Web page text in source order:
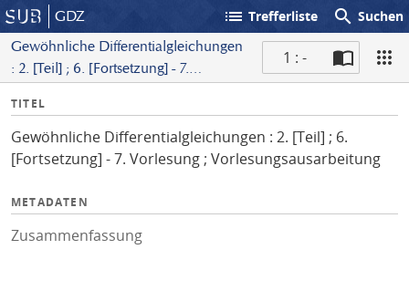
GDZ list Trefferliste search Suchen
Gewöhnliche Differentialgleichungen
: 2. [Teil] ; 6. [Fortsetzung] - 7.
1 : -
I
f
o
TITEL
Gewöhnliche Differentialgleichungen : 2. [Teil] ; 6.
[Fortsetzung] - 7. Vorlesung ; Vorlesungsausarbeitung
METADATEN
Zusammenfassung